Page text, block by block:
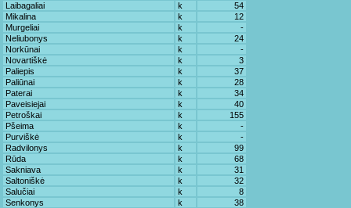
Laibagaliai
k
54
Mikalina
k
12
Murgeliai
k
-
Neliubonys
k
24
Norkūnai
k
-
Novartiškė
k
3
Paliepis
k
37
Paliūnai
k
28
Paterai
k
34
Paveisiejai
k
40
Petroškai
k
155
Pšeima
k
-
Purviškė
k
-
Radvilonys
k
99
Rūda
k
68
Sakniava
k
31
Saltoniškė
k
32
Salučiai
k
8
Senkonys
k
38